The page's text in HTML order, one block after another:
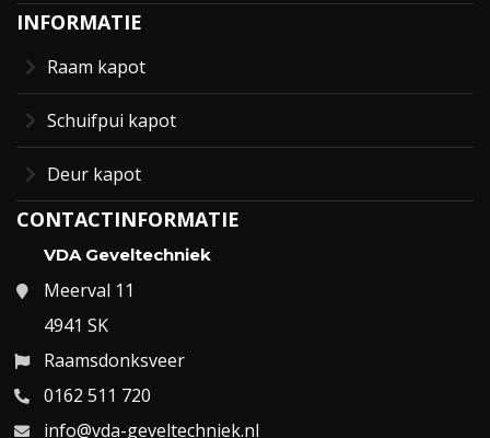
INFORMATIE
Raam kapot
Schuifpui kapot
Deur kapot
CONTACTINFORMATIE
VDA Geveltechniek
Meerval 11
4941 SK
Raamsdonksveer
0162 511 720
info@vda-geveltechniek.nl